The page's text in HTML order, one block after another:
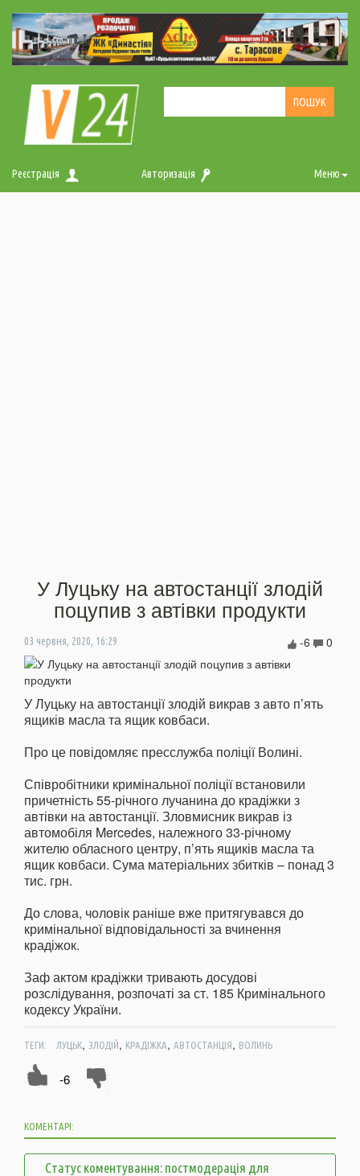
Реєстрація Авторизація Меню
У Луцьку на автостанції злодій
поцупив з автівки продукти
03 червня, 2020, 16:29 0
-6
У Луцьку на автостанції злодій викрав з авто п’ять
ящиків масла та ящик ковбаси.
Про це повідомляє пресслужба поліції Волині.
Співробітники кримінальної поліції встановили
причетність 55-річного лучанина до крадіжки з
автівки на автостанції. Зловмисник викрав із
автомобіля Mercedes, належного 33-річному
жителю обласного центру, п’ять ящиків масла та
ящик ковбаси. Сума матеріальних збитків – понад 3
тис. грн.
До слова, чоловік раніше вже притягувався до
кримінальної відповідальності за вчинення
крадіжок.
Заф актом крадіжки тривають досудові
розслідування, розпочаті за ст. 185 Кримінального
кодексу України.
ТЕГИ: ЛУЦЬК, ЗЛОДІЙ, КРАДІЖКА, АВТОСТАНЦІЯ, ВОЛИНЬ
-6
КОМЕНТАРІ:
Статус коментування: постмодерація для